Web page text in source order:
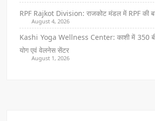
RPF Rajkot Division: राजकोट मंडल में RPF की
August 4, 2026
Kashi Yoga Wellness Center: काशी में 350
योग एवं वेलनेस सेंटर
August 1, 2026